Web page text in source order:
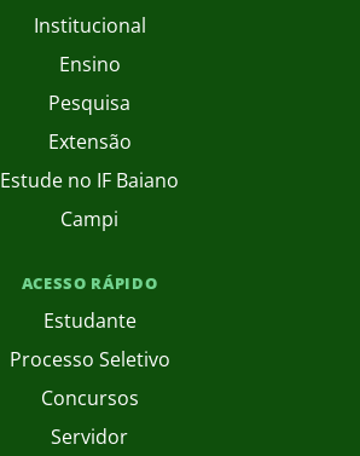
Institucional
Ensino
Pesquisa
Extensão
Estude no IF Baiano
Campi
ACESSO RÁPIDO
Estudante
Processo Seletivo
Concursos
Servidor